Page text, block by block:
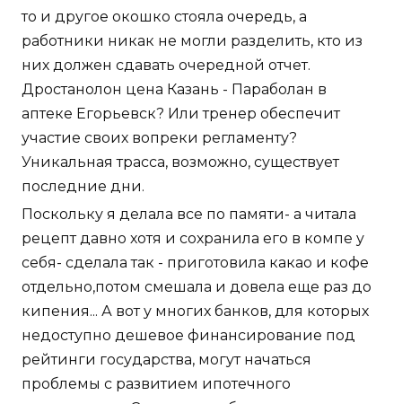
то и другое окошко стояла очередь, а
работники никак не могли разделить, кто из
них должен сдавать очередной отчет.
Дростанолон цена Казань - Параболан в
аптеке Егорьевск? Или тренер обеспечит
участие своих вопреки регламенту?
Уникальная трасса, возможно, существует
последние дни.
Поскольку я делала все по памяти- а читала
рецепт давно хотя и сохранила его в компе у
себя- сделала так - приготовила какао и кофе
отдельно,потом смешала и довела еще раз до
кипения... А вот у многих банков, для которых
недоступно дешевое финансирование под
рейтинги государства, могут начаться
проблемы с развитием ипотечного